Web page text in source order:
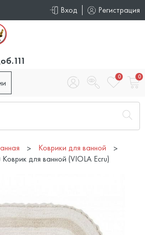
Вход Регистрация
0 0
Коврики для ванной
для ванной (VIOLA Ecru)